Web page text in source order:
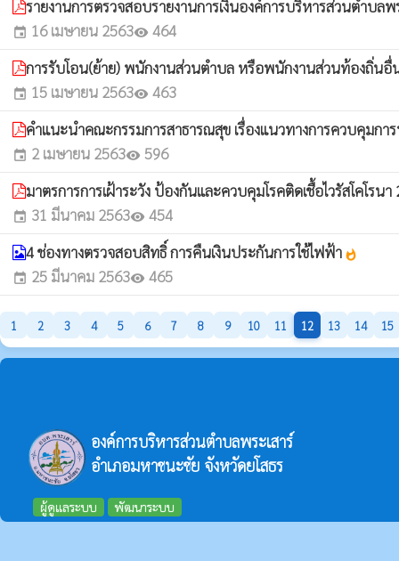
รายงานการตรวจสอบรายงานการเงินองค์การบริหารส่วนตำบ
event 16 เมษายน 2563visibility 464
การรับโอน(ย้าย) พนักงานส่วนตำบล หรือพนักงานส่วนท้องถิ่นอื่
event 15 เมษายน 2563visibility 463
คำแนะนำคณะกรรมการสาธารณสุข เรื่องแนวทางการควบคุมก
event 2 เมษายน 2563visibility 596
มาตรการการเฝ้าระวัง ป้องกันและควบคุมโรคติดเชื้อไวรัสโคโร
event 31 มีนาคม 2563visibility 454
4 ช่องทางตรวจสอบสิทธิ์ การคืนเงินประกันการใช้ไฟฟ้า whatshot
event 25 มีนาคม 2563visibility 465
1 2 3 4 5 6 7 8 9 10 11 12 13 14 15
องค์การบริหารส่วนตำบลพระเสาร์
อำเภอมหาชนะชัย จังหวัดยโสธร
ผู้ดูแลระบบ พัฒนาระบบ